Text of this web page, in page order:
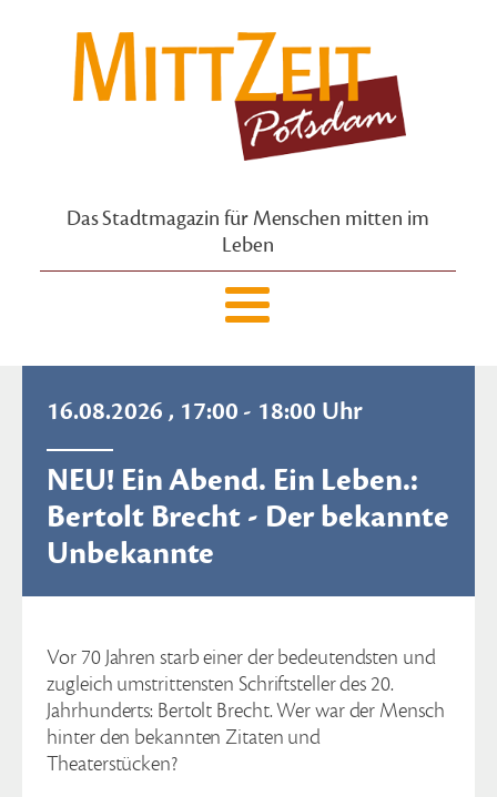
Das Stadtmagazin für Menschen mitten im
Leben
16.08.2026 , 17:00 - 18:00 Uhr
NEU! Ein Abend. Ein Leben.:
Bertolt Brecht - Der bekannte
Unbekannte
Vor 70 Jahren starb einer der bedeutendsten und
zugleich umstrittensten Schriftsteller des 20.
Jahrhunderts: Bertolt Brecht. Wer war der Mensch
hinter den bekannten Zitaten und
Theaterstücken?